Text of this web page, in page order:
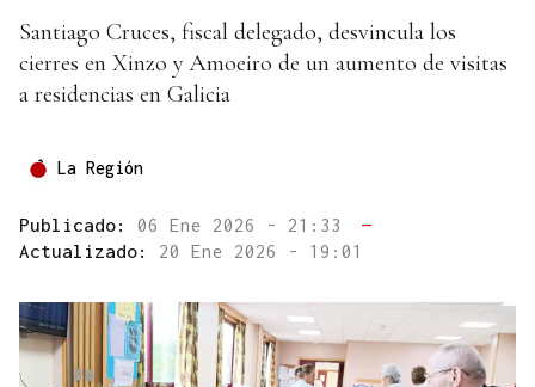
Santiago Cruces, fiscal delegado, desvincula los
cierres en Xinzo y Amoeiro de un aumento de visitas
a residencias en Galicia
La Región
Publicado: 06 Ene 2026 - 21:33
—
Actualizado: 20 Ene 2026 - 19:01